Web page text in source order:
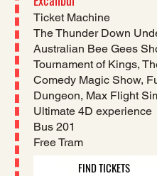
Ticket Machine
The Thunder Down
Australian Bee Gees
Tournament of Kings,
Comedy Magic Show,
Dungeon, Max Flight
Ultimate 4D experience
Bus 201
Free Tram
FIND TICKETS